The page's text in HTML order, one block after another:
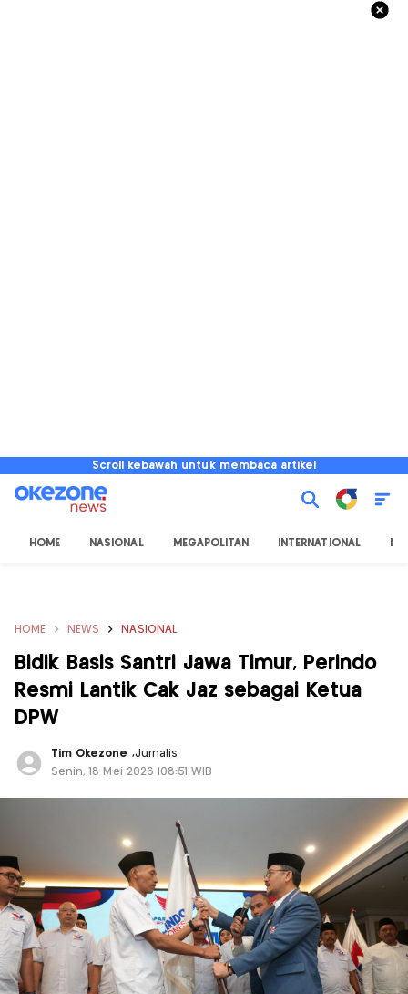
Scroll kebawah untuk membaca artikel
HOME NASIONAL MEGAPOLITAN INTERNATIONAL
HOME NEWS NASIONAL
Bidik Basis Santri Jawa Timur, Perindo
Resmi Lantik Cak Jaz sebagai Ketua
DPW
Tim Okezone ,Jurnalis
Senin, 18 Mei 2026 |08:51 WIB